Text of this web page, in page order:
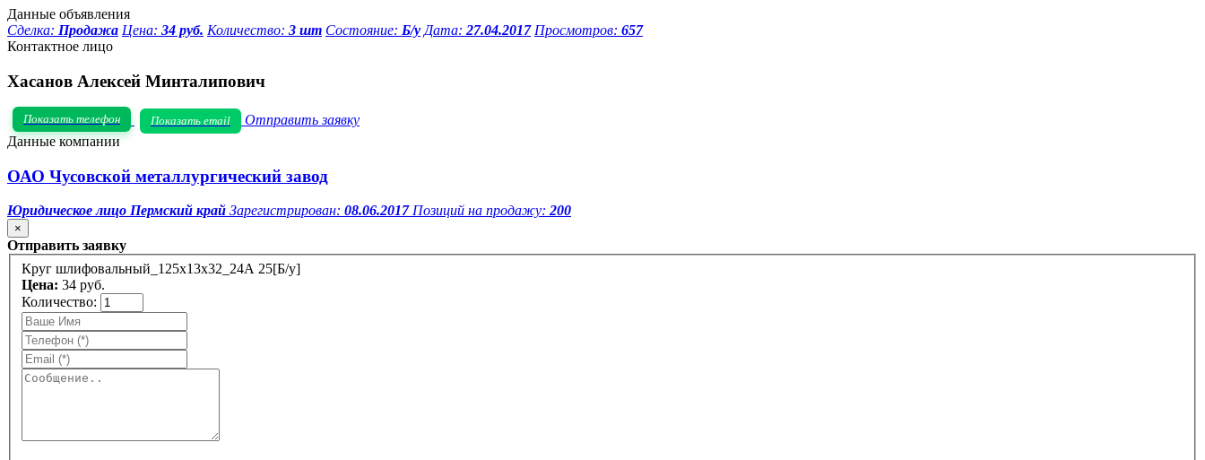
Данные объявления
Сделка: Продажа Цена: 34 руб. Количество: 3 шт Состояние: Б/у Дата:27.04.2017 Просмотров: 657
Контактное лицо
Хасанов Алексей Минталипович
Показать телефон Показать email
Отправить заявку
Данные компании
ОАО Чусовской металлургический завод
Юридическое лицо Пермский край Зарегистрирован: 08.06.2017 Позиций на продажу: 200
×
Отправить заявку
Круг шлифовальный_125х13х32_24А 25[Б/у]
Цена: 34 руб.
Количество: